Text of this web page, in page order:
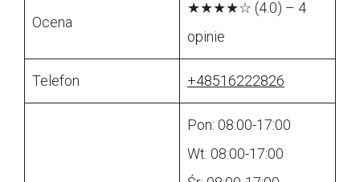
Ocena
★★★★☆ (4.0) – 4
opinie
Telefon +48516222826
Pon: 08:00-17:00
Wt: 08:00-17:00